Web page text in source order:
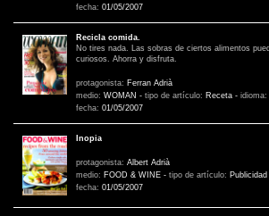
fecha: 01/05/2007
Recicla comida.
No tires nada. Las sobras de ciertos alimentos
curiosos. Ahorra y disfruta.
protagonista: Ferran Adrià
medio: WOMAN - tipo de artículo: Receta - idioma:
fecha: 01/05/2007
Inopia
protagonista: Albert Adrià
medio: FOOD & WINE - tipo de artículo: Publicidad
fecha: 01/05/2007